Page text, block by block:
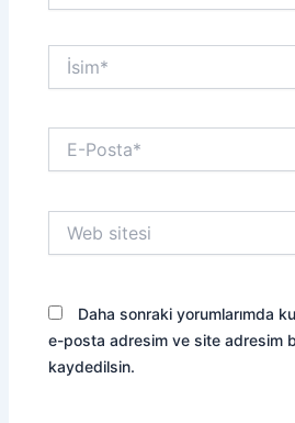
İsim*
Posta*
sitesi
Daha sonraki yorumlarımda
e-posta adresim ve site adresim
kaydedilsin.